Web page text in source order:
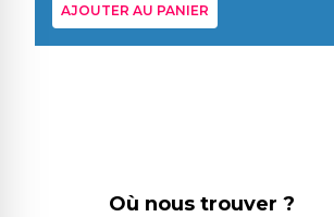
AJOUTER AU PANIER
Où nous trouver ?